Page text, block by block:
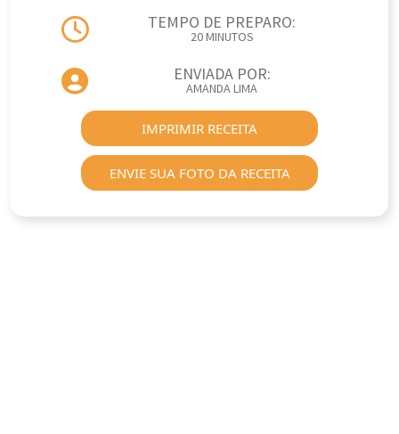
TEMPO DE PREPARO:
20 MINUTOS
ENVIADA POR:
AMANDA LIMA
IMPRIMIR RECEITA
ENVIE SUA FOTO DA RECEITA